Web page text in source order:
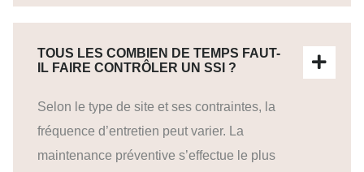
TOUS LES COMBIEN DE TEMPS FAUT-
IL FAIRE CONTRÔLER UN SSI ?
Selon le type de site et ses contraintes, la
fréquence d’entretien peut varier. La
maintenance préventive s’effectue le plus